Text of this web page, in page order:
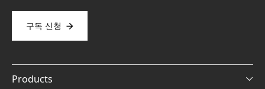
구독 신청
Products